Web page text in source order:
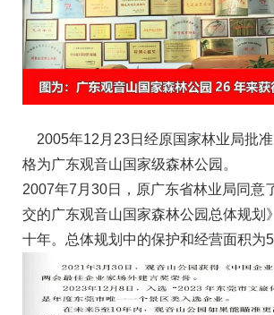
2005年12月23日经原国家林业局批
格为广东观音山国家级森林公园。
2007年7月30日，原广东省林业局同意
交的广东观音山国家森林公园总体规划
十年。总体规划中的保护和经营面积为